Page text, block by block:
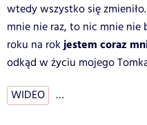
wtedy wszystko się
mnie nie raz, to nic mnie
roku na rokjestem coraz
odkąd w życiu mojego
WIDEO …